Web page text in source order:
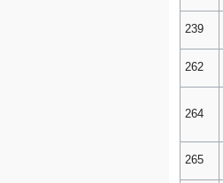
239
262
264
265